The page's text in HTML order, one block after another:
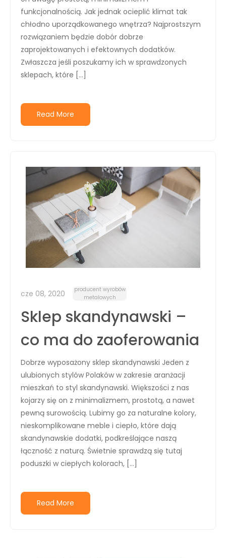
funkcjonalnością. Jak jednak ocieplić klimat tak
chłodno uporządkowanego wnętrza? Najprostszym
rozwiązaniem będzie dobór dobrze
zaprojektowanych i efektownych dodatków.
Zwłaszcza jeśli poszukamy ich w sprawdzonych
sklepach, które […]
Read More
cze 08, 2020
producent wyrobów
metalowych
Sklep skandynawski –
co ma do zaoferowania
Dobrze wyposażony sklep skandynawski Jeden z
ulubionych stylów Polaków w zakresie aranżacji
mieszkań to styl skandynawski. Większości z nas
kojarzy się on z minimalizmem, prostotą, a nawet
pewną surowością. Lubimy go za naturalne kolory,
nieskomplikowane meble i ciepło, które dają
skandynawskie dodatki, podkreślające naszą
łączność z naturą. Świetnie sprawdzą się tutaj
poduszki w ciepłych kolorach, […]
Read More